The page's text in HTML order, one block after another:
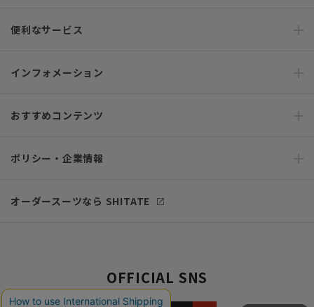
便利なサービス
インフォメーション
おすすめコンテンツ
ポリシー・企業情報
オーダースーツなら SHITATE
OFFICIAL SNS